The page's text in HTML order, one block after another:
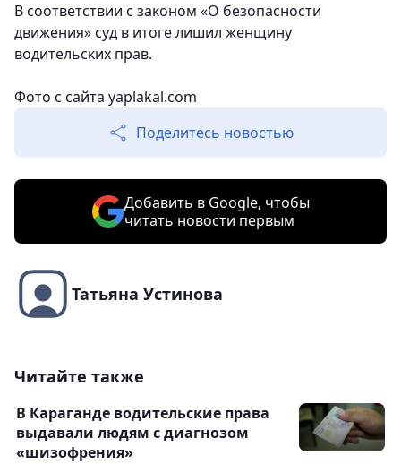
В соответствии с законом «О безопасности
движения» суд в итоге лишил женщину
водительских прав.
Фото с сайта yaplakal.com
Поделитесь новостью
Добавить в Google, чтобы
читать новости первым
Татьяна Устинова
Читайте также
В Караганде водительские права
выдавали людям с диагнозом
«шизофрения»